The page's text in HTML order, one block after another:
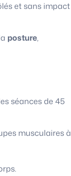
et sans impact
posture,
séances de 45
musculaires à